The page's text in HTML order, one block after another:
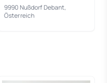
9990 Nußdorf Debant,
Österreich